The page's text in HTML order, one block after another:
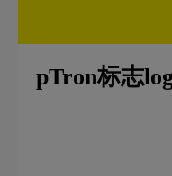
pTron标志